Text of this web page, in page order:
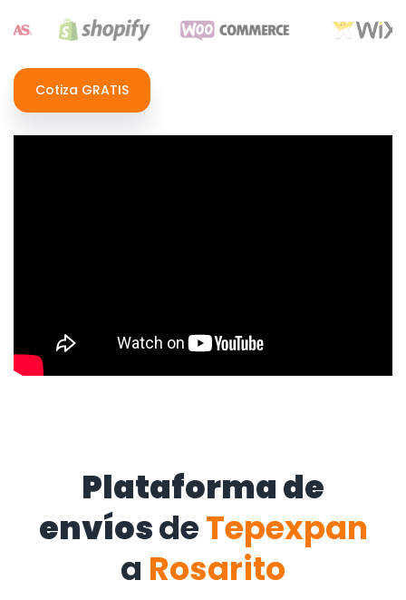
Cotiza GRATIS
Plataforma de
envíosdeTepexpan
a Rosarito